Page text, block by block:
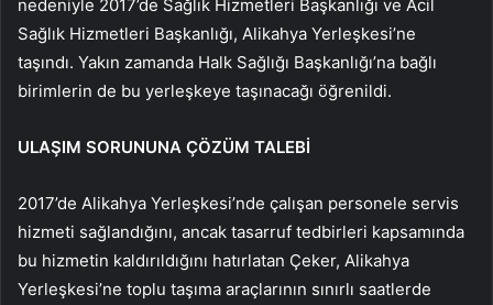
nedeniyle 2017’de Sağlık Hizmetleri Başkanlığı ve Acil
Sağlık Hizmetleri Başkanlığı, Alikahya Yerleşkesi’ne
taşındı. Yakın zamanda Halk Sağlığı Başkanlığı’na bağlı
birimlerin de bu yerleşkeye taşınacağı öğrenildi.
ULAŞIM SORUNUNA ÇÖZÜM TALEBİ
2017’de Alikahya Yerleşkesi’nde çalışan personele servis
hizmeti sağlandığını, ancak tasarruf tedbirleri kapsamında
bu hizmetin kaldırıldığını hatırlatan Çeker, Alikahya
Yerleşkesi’ne toplu taşıma araçlarının sınırlı saatlerde